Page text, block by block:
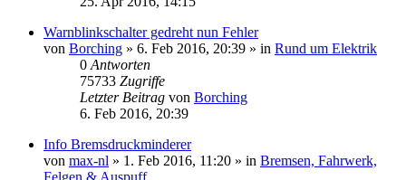
Warnblinkschalter gedreht nun Fehler
von Borching » 6. Feb 2016, 20:39 » in Rund um Elektrik
0 Antworten
75733 Zugriffe
Letzter Beitrag von Borching
6. Feb 2016, 20:39
Info Bremsdruckminderer
von max-nl » 1. Feb 2016, 11:20 » in Bremsen, Fahrwerk,
Felgen & Auspuff